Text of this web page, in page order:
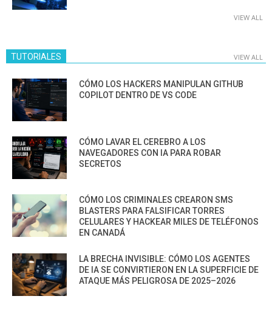
VIEW ALL
TUTORIALES VIEW ALL
CÓMO LOS HACKERS MANIPULAN GITHUB
COPILOT DENTRO DE VS CODE
CÓMO LAVAR EL CEREBRO A LOS
NAVEGADORES CON IA PARA ROBAR
SECRETOS
CÓMO LOS CRIMINALES CREARON SMS
BLASTERS PARA FALSIFICAR TORRES
CELULARES Y HACKEAR MILES DE TELÉFONOS
EN CANADÁ
LA BRECHA INVISIBLE: CÓMO LOS AGENTES
DE IA SE CONVIRTIERON EN LA SUPERFICIE DE
ATAQUE MÁS PELIGROSA DE 2025–2026